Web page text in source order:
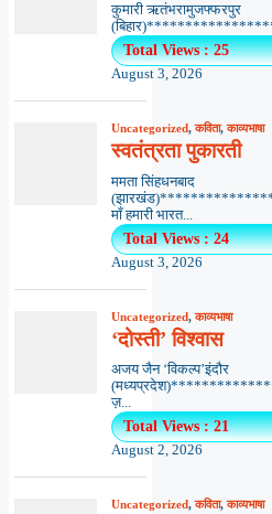
कुमारी ऋतंभरामुजफ्फरपुर
Total Views : 25
August 3, 2026
Uncategorized,कविता,काव्यभाषा
स्वतंत्रता पुकारती
ममता सिंहधनबाद
माँ हमारी भारत...
Total Views : 24
August 3, 2026
Uncategorized,काव्यभाषा
‘दोस्ती’ विश्वास
अजय जैन ‘विकल्प’इंदौर
ज़...
Total Views : 21
August 2, 2026
Uncategorized,कविता,काव्यभाषा